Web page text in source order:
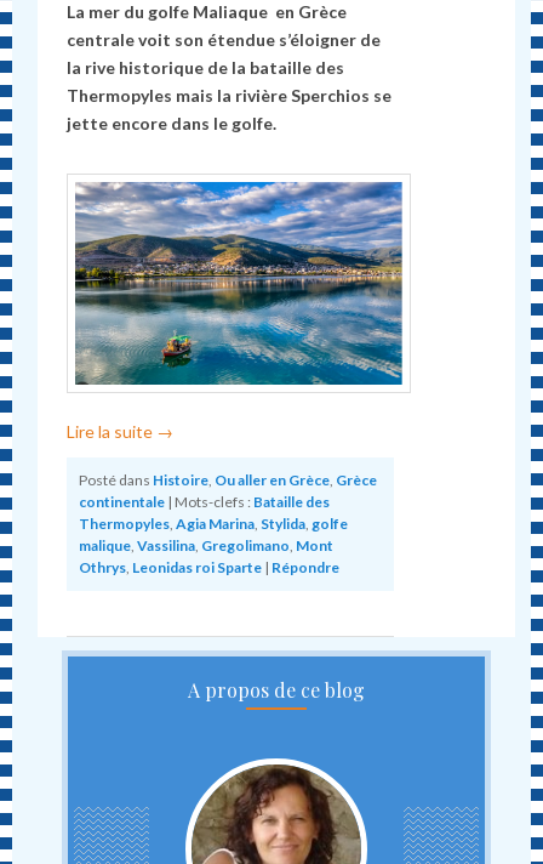
La mer du golfe Maliaque en Grèce
centrale voit son étendue s’éloigner de
la rive historique de la bataille des
Thermopyles mais la rivière Sperchios se
jette encore dans le golfe.
Lire la suite →
Posté dans Histoire, Ou aller en Grèce, Grèce
continentale | Mots-clefs : Bataille des
Thermopyles,Agia Marina, Stylida,golfe
malique,Vassilina, Gregolimano, Mont
Othrys, Leonidas roi Sparte | Répondre
A propos de ce blog